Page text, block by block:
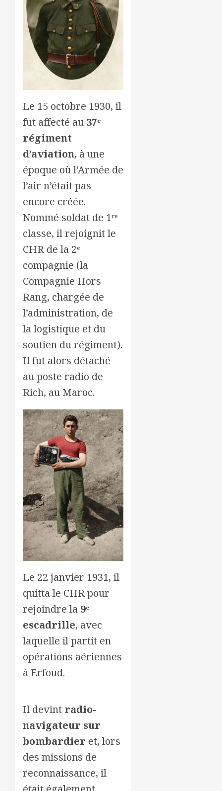
Le 15 octobre 1930, il
fut affecté au 37ᵉ
régiment
d’aviation, à une
époque où l’Armée de
l’air n’était pas
encore créée.
Nommé soldat de 1ʳᵉ
classe, il rejoignit le
CHR de la 2ᵉ
compagnie (la
Compagnie Hors
Rang, chargée de
l’administration, de
la logistique et du
soutien du régiment).
Il fut alors détaché
au poste radio de
Rich, au Maroc.
Le 22 janvier 1931, il
quitta le CHR pour
rejoindre la 9ᵉ
escadrille, avec
laquelle il partit en
opérations aériennes
à Erfoud.
Il devint radio-
navigateur sur
bombardier et, lors
des missions de
reconnaissance, il